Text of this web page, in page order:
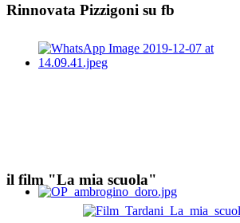
Rinnovata Pizzigoni su fb
il film "La mia scuola"